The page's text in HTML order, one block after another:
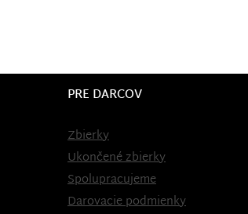
PRE DARCOV
Zbierky
Ukončené zbierky
Spolupracujeme
Darovacie podmienky